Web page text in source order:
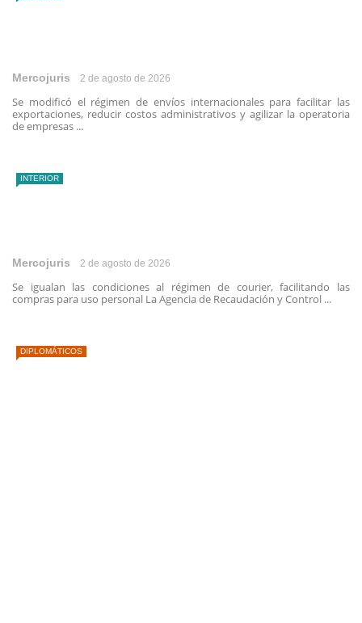
Mercojuris 2 de agosto de 2026
Se modificó el régimen de envíos internacionales para facilitar las
exportaciones, reducir costos administrativos y agilizar la operatoria
de empresas ...
INTERIOR
Mercojuris 2 de agosto de 2026
Se igualan las condiciones al régimen de courier, facilitando las
compras para uso personal La Agencia de Recaudación y Control ...
DIPLOMÁTICOS